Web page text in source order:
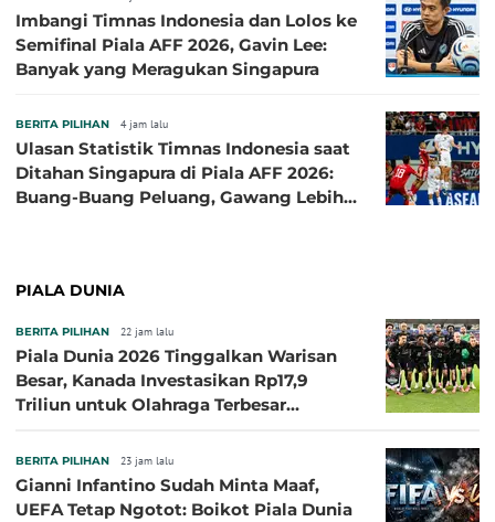
Imbangi Timnas Indonesia dan Lolos ke
Semifinal Piala AFF 2026, Gavin Lee:
Banyak yang Meragukan Singapura
BERITA PILIHAN 4 jam lalu
Ulasan Statistik Timnas Indonesia saat
Ditahan Singapura di Piala AFF 2026:
Buang-Buang Peluang, Gawang Lebih
PIALA DUNIA
BERITA PILIHAN 22 jam lalu
Piala Dunia 2026 Tinggalkan Warisan
Besar, Kanada Investasikan Rp17,9
Triliun untuk Olahraga Terbesar
BERITA PILIHAN 23 jam lalu
Gianni Infantino Sudah Minta Maaf,
UEFA Tetap Ngotot: Boikot Piala Dunia